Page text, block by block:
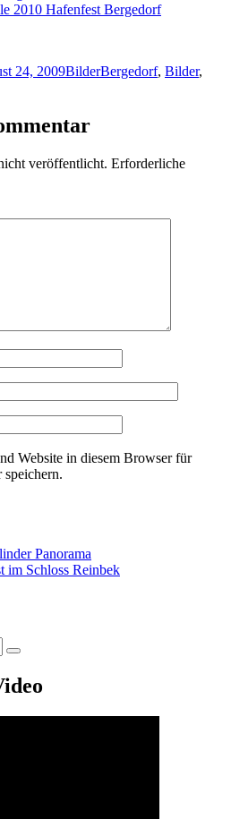
2010 Hafenfest Bergedorf
24, 2009BilderBergedorf, Bilder,
veröffentlicht. Erforderliche
Website in diesem Browser für
speichern.
Panorama
im Schloss Reinbek
Suchen